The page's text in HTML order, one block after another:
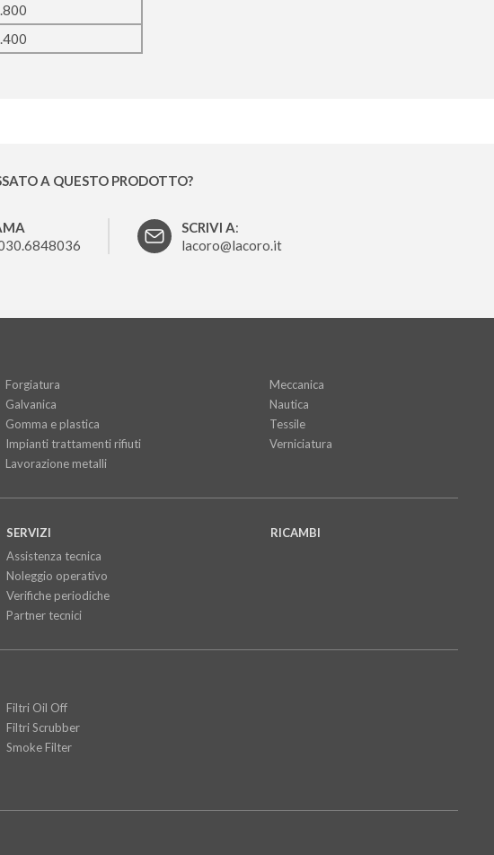
A QUESTO PRODOTTO?
SCRIVI A:
lacoro@lacoro.it
Forgiatura
Galvanica
Gomma e plastica
Impianti trattamenti rifiuti
Lavorazione metalli
Meccanica
Nautica
Tessile
Verniciatura
SERVIZI
Assistenza tecnica
Noleggio operativo
Verifiche periodiche
Partner tecnici
RICAMBI
Filtri Oil Off
Filtri Scrubber
Smoke Filter